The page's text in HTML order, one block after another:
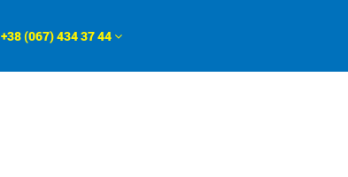
+38 (067) 434 37 44